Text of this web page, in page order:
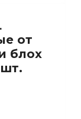
от
блох
шт.